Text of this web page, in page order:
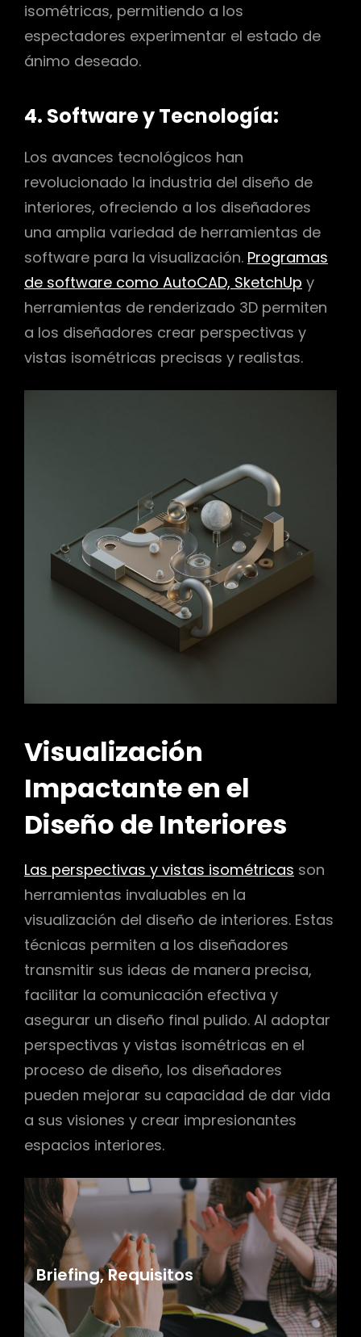
isométricas, permitiendo a los
espectadores experimentar el estado de
ánimo deseado.
4. Software y Tecnología:
Los avances tecnológicos han
revolucionado la industria del diseño de
interiores, ofreciendo a los diseñadores
una amplia variedad de herramientas de
software para la visualización. Programas
de software como AutoCAD, SketchUp y
herramientas de renderizado 3D permiten
a los diseñadores crear perspectivas y
vistas isométricas precisas y realistas.
Visualización
Impactante en el
Diseño de Interiores
Las perspectivas y vistas isométricas son
herramientas invaluables en la
visualización del diseño de interiores. Estas
técnicas permiten a los diseñadores
transmitir sus ideas de manera precisa,
facilitar la comunicación efectiva y
asegurar un diseño final pulido. Al adoptar
perspectivas y vistas isométricas en el
proceso de diseño, los diseñadores
pueden mejorar su capacidad de dar vida
a sus visiones y crear impresionantes
espacios interiores.
Briefing, Requisitos